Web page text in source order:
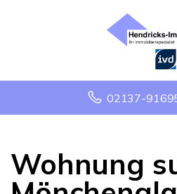
02137-
Wohnung